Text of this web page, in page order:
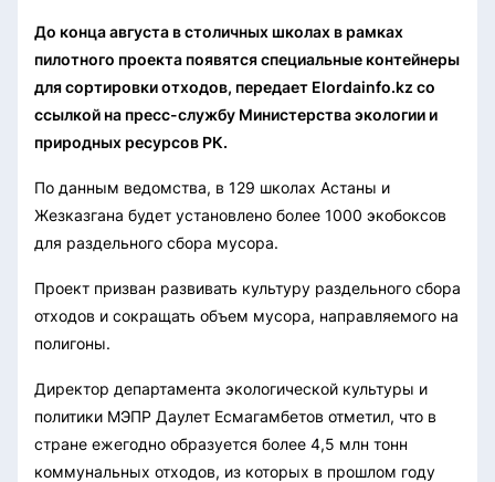
До конца августа в столичных школах в рамках
пилотного проекта появятся специальные контейнеры
для сортировки отходов, передает Elordainfo.kz со
ссылкой на пресс-службу Министерства экологии и
природных ресурсов РК.
По данным ведомства, в 129 школах Астаны и
Жезказгана будет установлено более 1000 экобоксов
для раздельного сбора мусора.
Проект призван развивать культуру раздельного сбора
отходов и сокращать объем мусора, направляемого на
полигоны.
Директор департамента экологической культуры и
политики МЭПР Даулет Есмагамбетов отметил, что в
стране ежегодно образуется более 4,5 млн тонн
коммунальных отходов, из которых в прошлом году